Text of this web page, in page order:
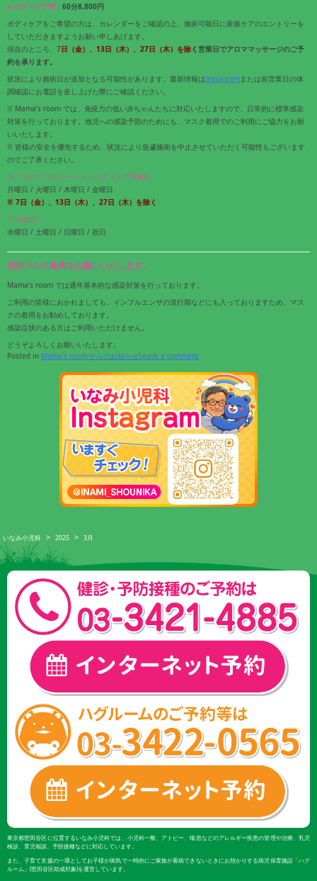
■ ボディケア料 : 60分8,800円
ボディケアをご希望の方は、カレンダーをご確認の上、施術可能日に産後ケアのエントリーを
していただきますようお願い申しあげます。
現在のところ、 7日（金）、13日（木）、27日（木）を除く 営業日でアロママッサージのご予
約を承ります。
状況により施術日が追加となる可能性があります。最新情報はInstagramまたは前営業日の体
調確認にお電話を差し上げた際にご確認ください。
※ Mama’s room では、免疫力の低い赤ちゃんたちに対応いたしますので、日常的に標準感染
対策を行っております。他児への感染予防のためにも、マスク着用でのご利用にご協力をお願
いいたします。
※ 皆様の安全を優先するため、状況により急遽施術を中止させていただく可能性もございます
のでご了承ください。
▼ アロマリラクゼーションボディケア実施日 :
月曜日 / 火曜日 / 木曜日 / 金曜日
※ 7日（金）、13日（木） 、27日（木） を除く
▼ 休館日 :
水曜日 / 土曜日 / 日曜日 / 祝日
原則マスク着用をお願いいたします。
Mama’s room では通年基本的な感染対策を行っております。
ご利用の皆様におかれましても、インフルエンザの流行期などにも入っておりますため、マス
クの着用をお勧めしております。
感染症状のある方はご利用いただけません。
どうぞよろしくお願いいたします。
Posted in Mama's room からのお知らせLeave a comment
いなみ小児科 > 2025 > 3月
東京都世田谷区に位置するいなみ小児科では、小児科一般、アトピー、喘息などのアレルギー疾患の管理や治療、乳児
検診、育児相談、予防接種などに対応しています。
また、子育て支援の一環としてお子様が病気で一時的にご家族が看病できないときにお預かりする病児保育施設「ハグ
ルーム」(世田谷区助成対象)を運営しています。